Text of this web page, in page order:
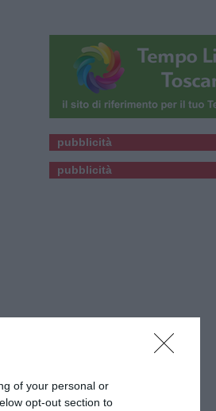
of your personal or
opt-out section to
pubblicità
pubblicità